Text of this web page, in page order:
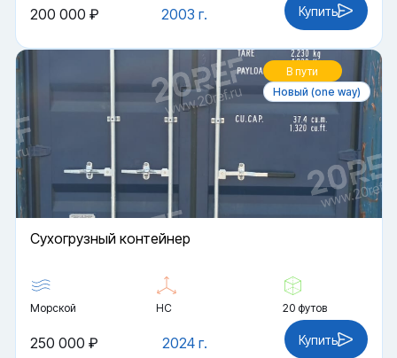
2003 г.
200 000 ₽ Купить
В пути
Новый (one way)
Cухогрузный контейнер
Морской HC 20 футов
2024 г.
250 000 ₽ Купить